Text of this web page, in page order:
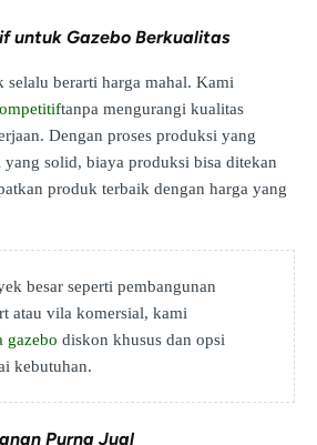
untuk Gazebo Berkualitas
berarti harga mahal. Kami
tanpa mengurangi kualitas
Dengan proses produksi yang
solid, biaya produksi bisa ditekan
produk terbaik dengan harga yang
besar seperti pembangunan
atau vila komersial, kami
gazebo diskon khusus dan opsi
kebutuhan.
Purna Jual